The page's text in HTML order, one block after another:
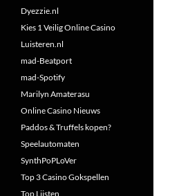
Dyezzie.nl
Kies 1 Veilig Online Casino
Luisteren.nl
mad-Beatport
mad-Spotify
Marilyn Amaterasu
Online Casino Nieuws
Paddos & Truffels kopen?
Speelautomaten
SynthPoPLoVer
Top 3 Casino Gokspellen
Top Lijsten